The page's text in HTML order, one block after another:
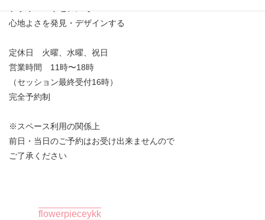
心地よさを発見・デザインする
定休日 火曜、水曜、祝日
営業時間 11時〜18時
（セッション最終受付16時）
完全予約制
※スペース利用の関係上
前日・当日のご予約はお受け出来ませんので
ご了承ください
flowerpieceykk